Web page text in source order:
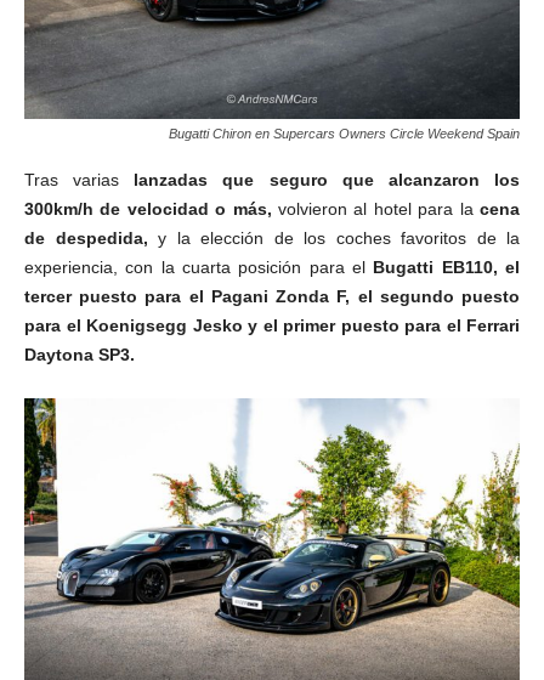
Bugatti Chiron en Supercars Owners Circle Weekend Spain
Tras varias lanzadas que seguro que alcanzaron los
300km/h de velocidad o más, volvieron al hotel para lacena
de despedida, y la elección de los coches favoritos de la
experiencia, con la cuarta posición para el Bugatti EB110, el
tercer puesto para el Pagani Zonda F, el segundo puesto
para el Koenigsegg Jesko y el primer puesto para el Ferrari
Daytona SP3.